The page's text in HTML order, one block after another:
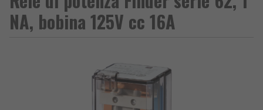
NA, bobina 125V cc 16A